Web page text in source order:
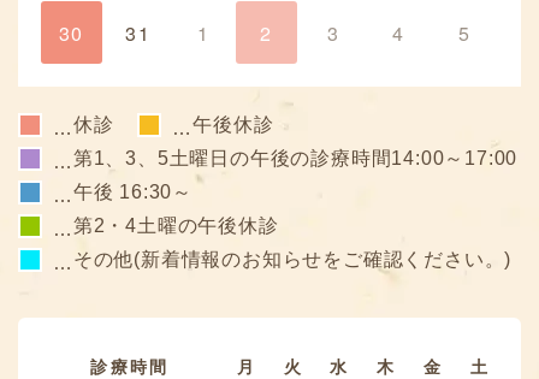
30 31 1 2 3 4 5
…休診 …午後休診
…第1、3、5土曜日の午後の診療時間14:00～17:00
…午後 16:30～
…第2・4土曜の午後休診
… その他(新着情報のお知らせをご確認ください。)
診療時間 月 火 水 木 金 土